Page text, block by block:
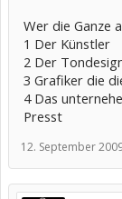
Wer die Ganze
1 Der Künstler
2 Der
3 Grafiker die
4 Das
Presst
12. September